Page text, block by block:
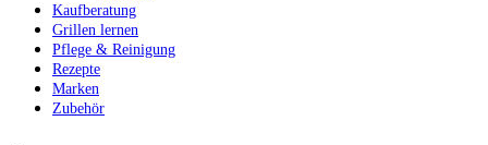
Kaufberatung
Grillen lernen
Pflege & Reinigung
Rezepte
Marken
Zubehör